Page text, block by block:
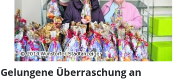
Gelungene Überraschung an